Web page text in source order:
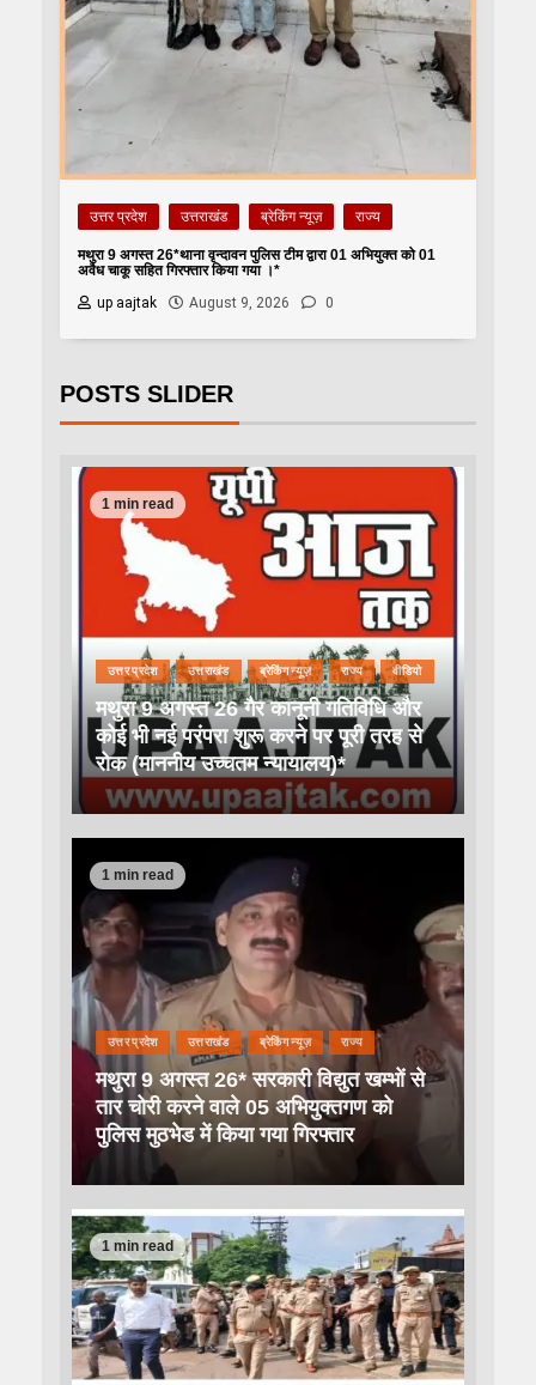
उत्तर प्रदेश उत्तराखंड ब्रेकिंग न्यूज़ राज्य
मथुरा 9 अगस्त 26*थाना वृन्दावन पुलिस टीम द्वारा 01 अभियुक्त को 01
अवैध चाकू सहित गिरफ्तार किया गया ।*
up aajtak
August 9, 2026 0
POSTS SLIDER
1 min read
उत्तर प्रदेश उत्तराखंड ब्रेकिंग न्यूज़ राज्य वीडियो
मथुरा 9 अगस्त 26 गैर कानूनी गतिविधि और
कोई भी नई परंपरा शुरू करने पर पूरी तरह से
रोक (माननीय उच्चतम न्यायालय)*
1 min read
उत्तर प्रदेश उत्तराखंड ब्रेकिंग न्यूज़ राज्य
मथुरा 9 अगस्त 26* सरकारी विद्युत खम्भों से
तार चोरी करने वाले 05 अभियुक्तगण को
पुलिस मुठभेड में किया गया गिरफ्तार
1 min read